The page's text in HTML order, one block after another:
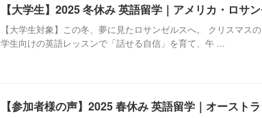
【大学生】2025 冬休み 英語留学｜アメリカ・ロサ
【大学生対象】この冬、夢に見たロサンゼルスへ。 クリスマ
学生向けの英語レッスンで「話せる自信」を育て、午 ...
【参加者様の声】2025 春休み 英語留学｜オースト